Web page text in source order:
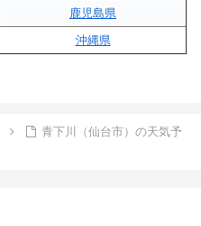
鹿児島県
沖縄県
青下川（仙台市）の天気予